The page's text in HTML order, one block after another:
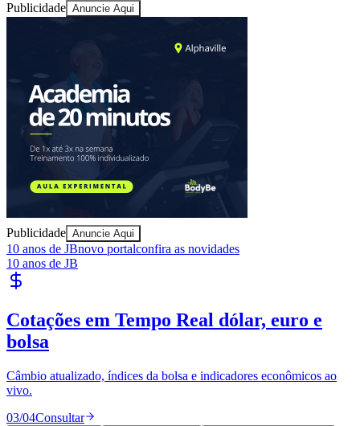
Ceará
Publicidade Anuncie Aqui
Publicidade Anuncie Aqui
10 anos de JBnovo portalconfira as novidades
10 anos de JB
Cotações em Tempo Real dólar, euro e
bolsa
Câmbio atualizado, índices da bolsa e indicadores econômicos ao
vivo.
03/04Consultar